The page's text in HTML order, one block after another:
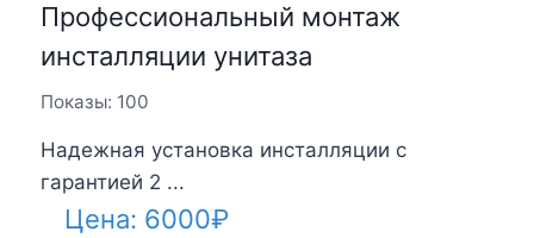
Профессиональный монтаж
инсталляции унитаза
Показы: 100
Надежная установка инсталляции с
гарантией 2 ...
Цена: 6000₽